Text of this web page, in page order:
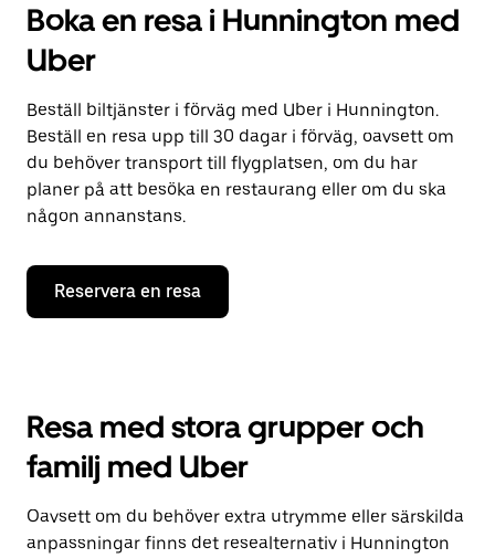
Boka en resa i Hunnington med
Uber
Beställ biltjänster i förväg med Uber i Hunnington.
Beställ en resa upp till 30 dagar i förväg, oavsett om
du behöver transport till flygplatsen, om du har
planer på att besöka en restaurang eller om du ska
någon annanstans.
Reservera en resa
Resa med stora grupper och
familj med Uber
Oavsett om du behöver extra utrymme eller särskilda
anpassningar finns det resealternativ i Hunnington